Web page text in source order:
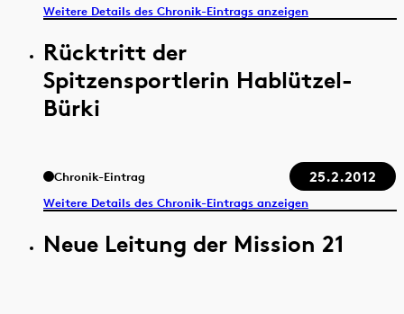
Weitere Details des Chronik-Eintrags anzeigen
Rücktritt der
Spitzensportlerin Hablützel-
Bürki
Chronik-Eintrag 25.2.2012
Weitere Details des Chronik-Eintrags anzeigen
Neue Leitung der Mission 21